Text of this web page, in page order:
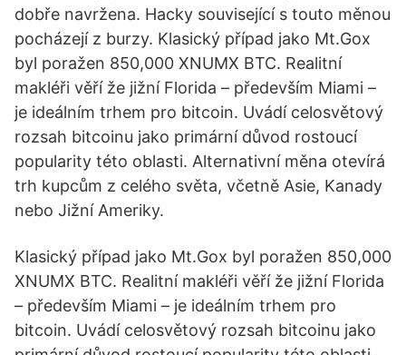
dobře navržena. Hacky související s touto měnou
pocházejí z burzy. Klasický případ jako Mt.Gox
byl poražen 850,000 XNUMX BTC. Realitní
makléři věří že jižní Florida – především Miami –
je ideálním trhem pro bitcoin. Uvádí celosvětový
rozsah bitcoinu jako primární důvod rostoucí
popularity této oblasti. Alternativní měna otevírá
trh kupcům z celého světa, včetně Asie, Kanady
nebo Jižní Ameriky.
Klasický případ jako Mt.Gox byl poražen 850,000
XNUMX BTC. Realitní makléři věří že jižní Florida
– především Miami – je ideálním trhem pro
bitcoin. Uvádí celosvětový rozsah bitcoinu jako